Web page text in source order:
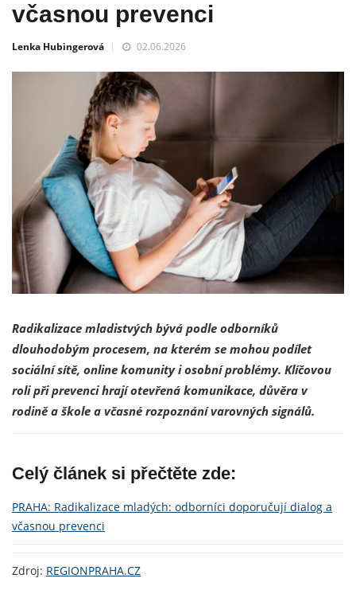
včasnou prevenci
Lenka Hubingerová 02.06.2026
Radikalizace mladistvých bývá podle odborníků
dlouhodobým procesem, na kterém se mohou podílet
sociální sítě, online komunity i osobní problémy. Klíčovou
roli při prevenci hrají otevřená komunikace, důvěra v
rodině a škole a včasné rozpoznání varovných signálů.
Celý článek si přečtěte zde:
PRAHA: Radikalizace mladých: odborníci doporučují dialog a
včasnou prevenci
Zdroj: REGIONPRAHA.CZ